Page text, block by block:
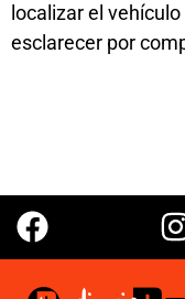
localizar el
esclarecer por